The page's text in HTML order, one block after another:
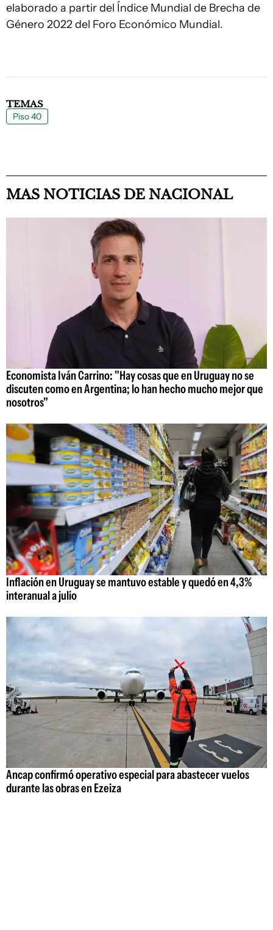
elaborado a partir del Índice Mundial de Brecha de
Género 2022 del Foro Económico Mundial.
TEMAS
Piso 40
MAS NOTICIAS DE NACIONAL
Economista Iván Carrino: "Hay cosas que en Uruguay no se
discuten como en Argentina; lo han hecho mucho mejor que
nosotros"
Inflación en Uruguay se mantuvo estable y quedó en 4,3%
interanual a julio
Ancap confirmó operativo especial para abastecer vuelos
durante las obras en Ezeiza